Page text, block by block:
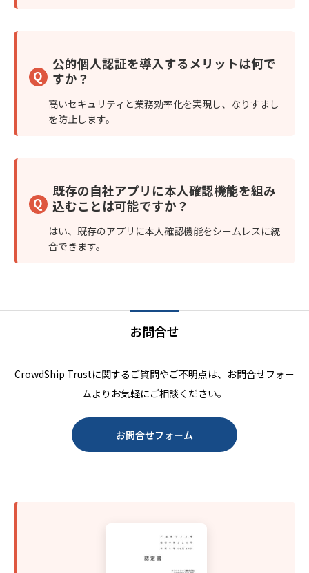
Q
公的個人認証を導入するメリットは何で
すか？
高いセキュリティと業務効率化を実現し、なりすまし
を防止します。
Q
既存の自社アプリに本人確認機能を組み
込むことは可能ですか？
はい、既存のアプリに本人確認機能をシームレスに統
合できます。
お問合せ
CrowdShip Trustに関するご質問やご不明点は、お問合せフォー
ムよりお気軽にご相談ください。
お問合せフォーム